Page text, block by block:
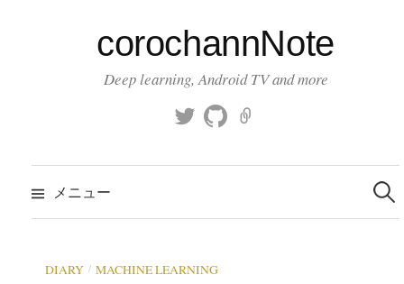
ス
キ
ッ
corochannNote
Deep learning, Android TV and more
T
i
t
g
メニュー 索
DIARY / MACHINE LEARNING